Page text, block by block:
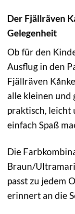
Der Fjällräven
Gelegenheit
Ob für den
Ausflug in den
Fjällräven
alle kleinen und
praktisch, leicht
einfach Spaß
Die
Braun/
passt zu jedem
erinnert an die